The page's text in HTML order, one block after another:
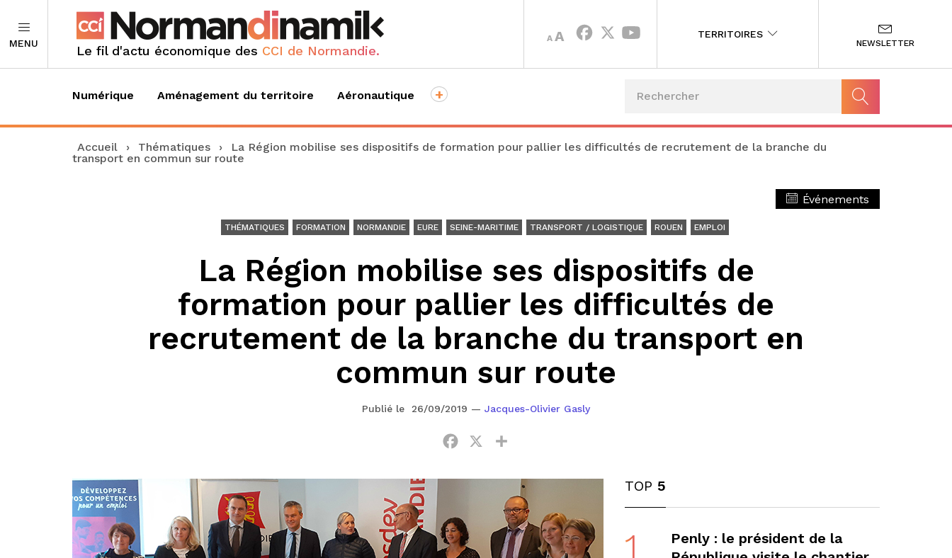
MENU Le fil d'actu économique des CCI de Normandie.
A
DECREASE
FONT
AINCREASE
SIZE.
TERRITOIRES
NEWSLETTER
Numérique Aménagement du territoire Aéronautique +
Accueil › Thématiques ›
La Région mobilise ses dispositifs de formation pour pallier les difficultés de recrutement de la branche du
transport en commun sur route
Événements
THÉMATIQUES FORMATION NORMANDIE EURE SEINE-MARITIME TRANSPORT / LOGISTIQUE ROUEN EMPLOI
La Région mobilise ses dispositifs de
formation pour pallier les difficultés de
recrutement de la branche du transport en
commun sur route
Publié le 26/09/2019 — Jacques-Olivier Gasly
Facebook
TOP 5
1
Penly : le président de la